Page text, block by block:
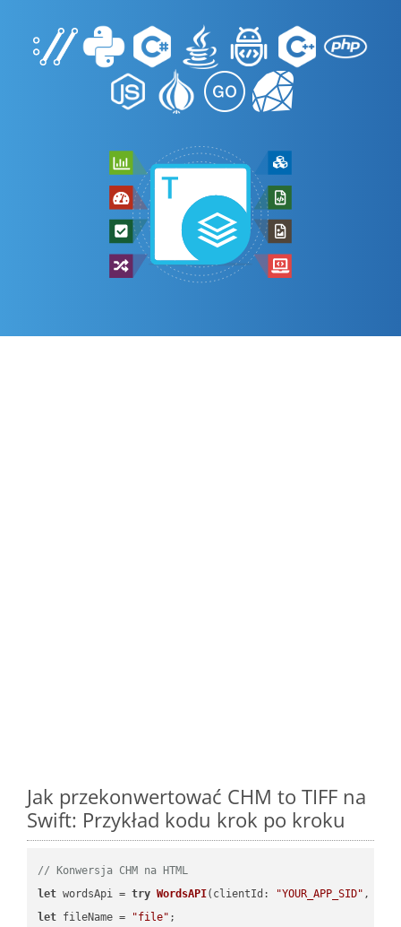
Jak przekonwertować CHM to TIFF na
Swift: Przykład kodu krok po kroku
// Konwersja CHM na HTML
let wordsApi = try WordsAPI( clientId: "YOUR_APP_SID" ,
let fileName = "file" ;